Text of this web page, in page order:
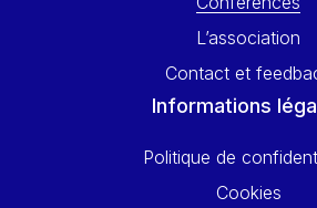
L’association
Contact et
Informations
Politique de
Cookies